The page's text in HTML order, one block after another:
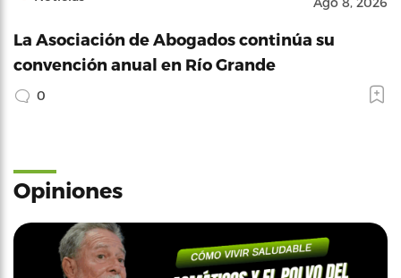
La Asociación de Abogados continúa su
convención anual en Río Grande
0
Opiniones